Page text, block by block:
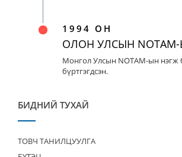
1994 ОН
ОЛОН УЛСЫН
Монгол Улсын NOTAM-ын нэгж
бүртгэгдсэн.
БИДНИЙ ТУХАЙ
ТОВЧ ТАНИЛЦУУЛГА